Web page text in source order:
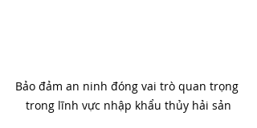
Bảo đảm an ninh đóng vai trò quan trọng
trong lĩnh vực nhập khẩu thủy hải sản